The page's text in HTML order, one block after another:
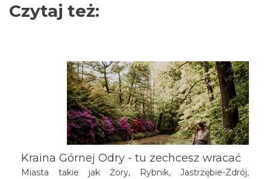
Czytaj też:
Kraina Górnej Odry - tu zechcesz wracać
Miasta takie jak Żory, Rybnik, Jastrzębie-Zdrój,